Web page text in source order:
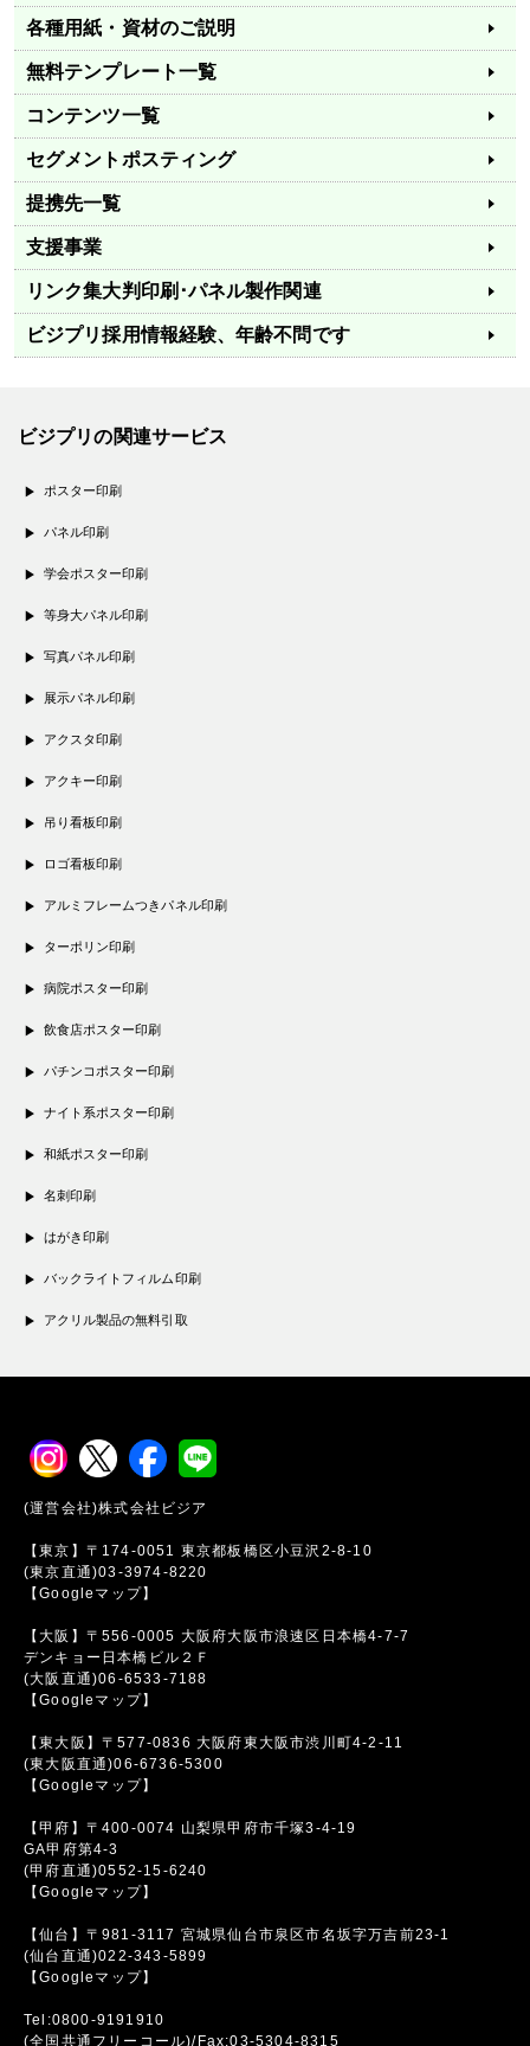
各種用紙・資材のご説明
無料テンプレート一覧
コンテンツ一覧
セグメントポスティング
提携先一覧
支援事業
リンク集大判印刷･パネル製作関連
ビジプリ採用情報経験、年齢不問です
ビジプリの関連サービス
ポスター印刷
パネル印刷
学会ポスター印刷
等身大パネル印刷
写真パネル印刷
展示パネル印刷
アクスタ印刷
アクキー印刷
吊り看板印刷
ロゴ看板印刷
アルミフレームつきパネル印刷
ターポリン印刷
病院ポスター印刷
飲食店ポスター印刷
パチンコポスター印刷
ナイト系ポスター印刷
和紙ポスター印刷
名刺印刷
はがき印刷
バックライトフィルム印刷
アクリル製品の無料引取
(運営会社)株式会社ビジア
【東京】〒174-0051 東京都板橋区小豆沢2-8-10
(東京直通)03-3974-8220
【Googleマップ】
【大阪】〒556-0005 大阪府大阪市浪速区日本橋4-7-7
デンキョー日本橋ビル２Ｆ
(大阪直通)06-6533-7188
【Googleマップ】
【東大阪】〒577-0836 大阪府東大阪市渋川町4-2-11
(東大阪直通)06-6736-5300
【Googleマップ】
【甲府】〒400-0074 山梨県甲府市千塚3-4-19
GA甲府第4-3
(甲府直通)0552-15-6240
【Googleマップ】
【仙台】〒981-3117 宮城県仙台市泉区市名坂字万吉前23-1
(仙台直通)022-343-5899
【Googleマップ】
Tel:0800-9191910
(全国共通フリーコール)/Fax:03-5304-8315